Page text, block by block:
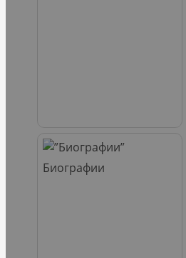
Биографии